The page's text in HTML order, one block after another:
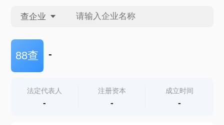
查企业
查企业
查产地
88查 -
法定代表人
-
注册资本
-
成立时间
-